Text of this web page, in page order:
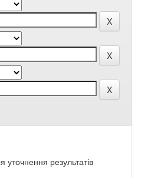
уточнення результатів